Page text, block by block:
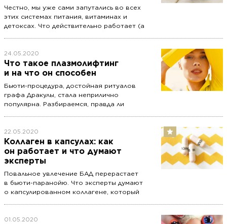
Честно, мы уже сами запутались во всех
этих системах питания, витаминах и
детоксах. Что действительно работает (а
на уровне науки. В своей колонке биолог
Анна Сологуб (@watamota) рассказывает
просто о сложном. На очереди — кетодиета.
24.05.2020
Что такое плазмолифтинг
и на что он способен
Бьюти-процедура, достойная ритуалов
графа Дракулы, стала неприлично
популярна. Разбираемся, правда ли
22.05.2020
Коллаген в капсулах: как
он работает и что думают
эксперты
Повальное увлечение БАД перерастает
в бьюти-паранойю. Что эксперты думают
о капсулированном коллагене, который
01.05.2020